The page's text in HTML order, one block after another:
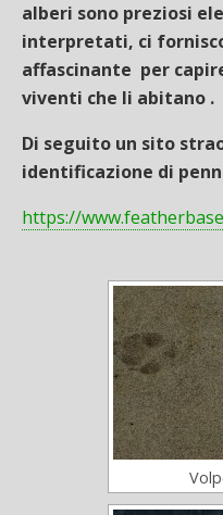
alberi sono preziosi
interpretati, ci
affascinante per
viventi che li abitano .
Di seguito un sito
identificazione di
https://